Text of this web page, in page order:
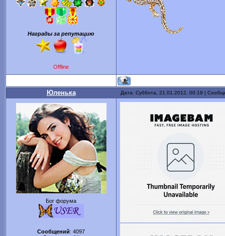
Награды за репутацию
Offline
Юленька Дата: Суббота, 21.01.2012, 00:19 |
Бог форума
Сообщений: 4097